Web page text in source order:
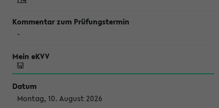
-
Montag, 10. August 2026